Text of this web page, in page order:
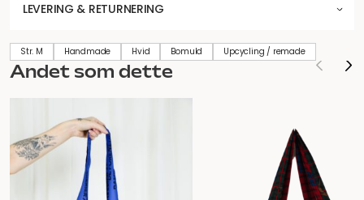
LEVERING & RETURNERING
Str. M Handmade Hvid Bomuld Upcycling / remade
Andet som dette